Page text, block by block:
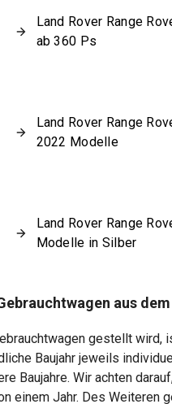
Land Rover Range
ab 360 Ps
Land Rover Range
2022 Modelle
Land Rover Range
Modelle in Silber
aus
gestellt
Baujahr jeweils
Baujahre. Wir achten
einem Jahr. Des